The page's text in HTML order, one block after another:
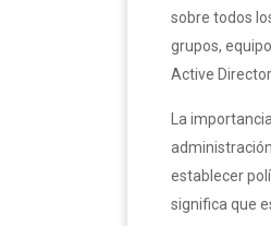
sobre todos
grupos,
Active
La
establecer
significa que